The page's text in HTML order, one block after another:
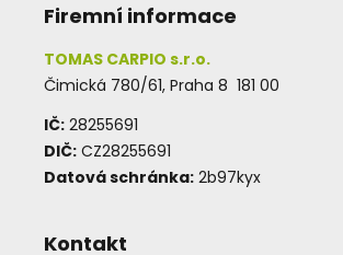
Firemní informace
TOMAS CARPIO s.r.o.
Čimická 780/61, Praha 8 181 00
IČ: 28255691
DIČ: CZ28255691
Datová schránka: 2b97kyx
Kontakt